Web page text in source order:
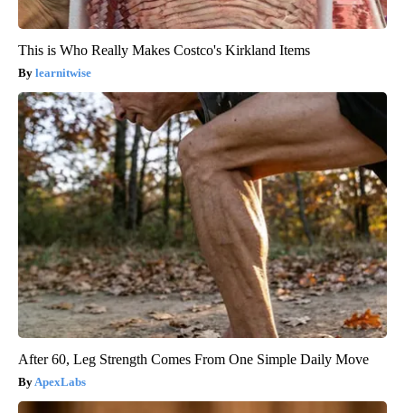
This is Who Really Makes Costco's Kirkland Items
learnitwise
After 60, Leg Strength Comes From One Simple Daily Move
ApexLabs